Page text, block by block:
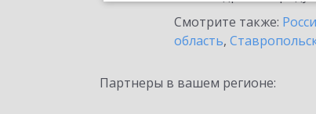
Смотрите также:
область,
Партнеры в вашем регионе: